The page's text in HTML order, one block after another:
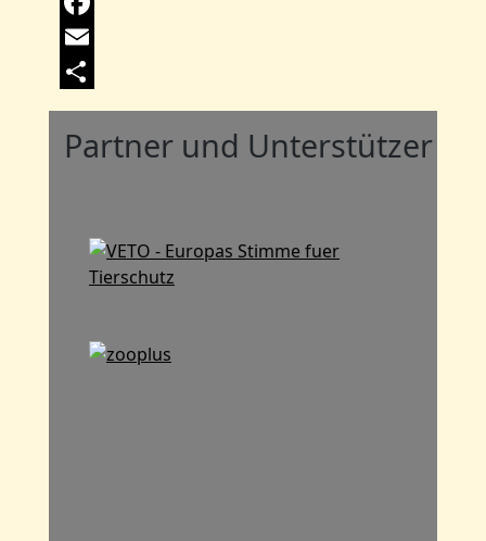
Facebook
Email
Share
Partner und Unterstützer